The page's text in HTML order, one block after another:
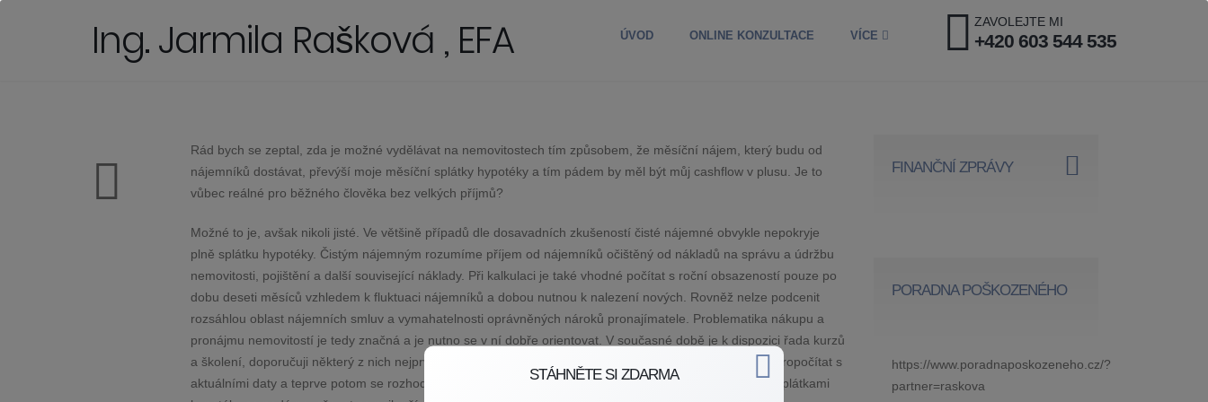
Ing. Jarmila Rašková , EFA ZAVOLEJTE MI
+420 603 544 535
ÚVOD ONLINE KONZULTACE VÍCE
Rád bych se zeptal, zda je možné vydělávat na nemovitostech tím způsobem, že měsíční nájem, který budu od
nájemníků dostávat, převýší moje měsíční splátky hypotéky a tím pádem by měl být můj cashflow v plusu. Je to
vůbec reálné pro běžného člověka bez velkých příjmů?
Možné to je, avšak nikoli jisté. Ve většině případů dle dosavadních zkušeností čisté nájemné obvykle nepokryje
plně splátku hypotéky. Čistým nájemným rozumíme příjem od nájemníků očištěný od nákladů na správu a údržbu
nemovitosti, pojištění a další související náklady. Při kalkulaci je také vhodné počítat s roční obsazeností pouze po
dobu deseti měsíců vzhledem k fluktuaci nájemníků a dobou nutnou k nalezení nových. Rovněž nelze podcenit
rozsáhlou oblast nájemních smluv a vymahatelnosti oprávněných nároků pronajímatele. Problematika nákupu a
pronájmu nemovitostí je tedy značná a je nutno se v ní dobře orientovat. V současné době je k dispozici řada kurzů
a školení, doporučuji některý z nich nejprve absolvovat. Každý jednotlivý obchodní případ je pak nutno propočítat s
aktuálními daty a teprve potom se rozhodnout. Nicméně pronájem nemovitostí při současném zatížení splátkami
FINANČNÍ ZPRÁVY
PORADNA POŠKOZENÉHO
https://www.poradnaposkozeneho.cz/?
partner=raskova
STÁHNĚTE SI ZDARMA